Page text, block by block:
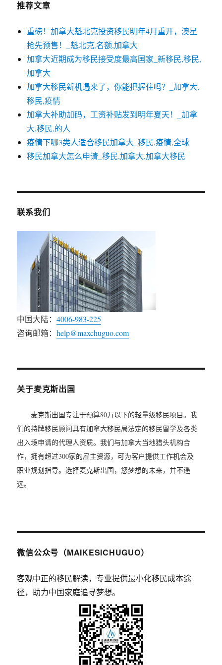
推荐文章
重磅！加拿大魁北克投资移民明年4月重开，澳星
抢先预售！_魁北克,名额,加拿大
加拿大近期成为移民接受度最高国家_新移民,移民,
加拿大
加拿大移民新机遇来了，你能把握住吗？_加拿大,
移民,疫情
加拿大补助加码，工资补贴发到明年夏天！_加拿
大,移民,的人
疫情下哪3类人适合移民加拿大_移民,疫情,全球
移民加拿大怎么申请_移民,加拿大,加拿大移民
联系我们
中国大陆：4006-983-225
咨询邮箱：help@maxchuguo.com
关于麦克斯出国
麦克斯出国专注于预算80万以下的轻量级移民项目。我
们的持牌移民顾问具有加拿大移民局法定的移民留学及各类
出入境申请的代理人资质。我们与加拿大当地猎头机构合
作，拥有超过300家的雇主资源，可为客户提供工作机会及
职业规划指导。选择麦克斯出国，您梦想的未来，并不遥
远。
微信公众号（MAIKESICHUGUO）
客观中正的移民解读，专业提供最小化移民成本途
径，助力中国家庭追寻梦想。